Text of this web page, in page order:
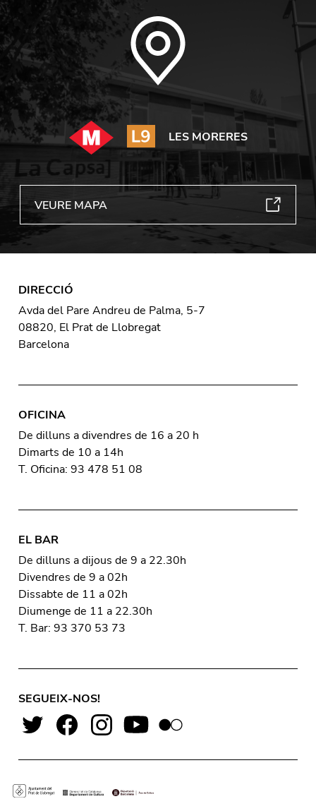
LES MORERES
VEURE MAPA
DIRECCIÓ
Avda del Pare Andreu de Palma, 5-7
08820, El Prat de Llobregat
Barcelona
OFICINA
De dilluns a divendres de 16 a 20 h
Dimarts de 10 a 14h
T. Oficina: 93 478 51 08
EL BAR
De dilluns a dijous de 9 a 22.30h
Divendres de 9 a 02h
Dissabte de 11 a 02h
Diumenge de 11 a 22.30h
T. Bar: 93 370 53 73
SEGUEIX-NOS!